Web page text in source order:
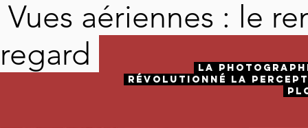
Vues aériennes : le
regard
La
révolutionné la